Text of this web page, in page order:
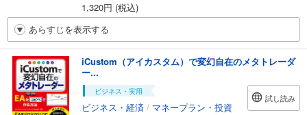
1,320円 (税込)
あらすじを表示する
iCustom（アイカスタム）で変幻自在のメタトレーダ
ー...
ビジネス・実用
ビジネス・経済 / マネープラン・投資
試し読み